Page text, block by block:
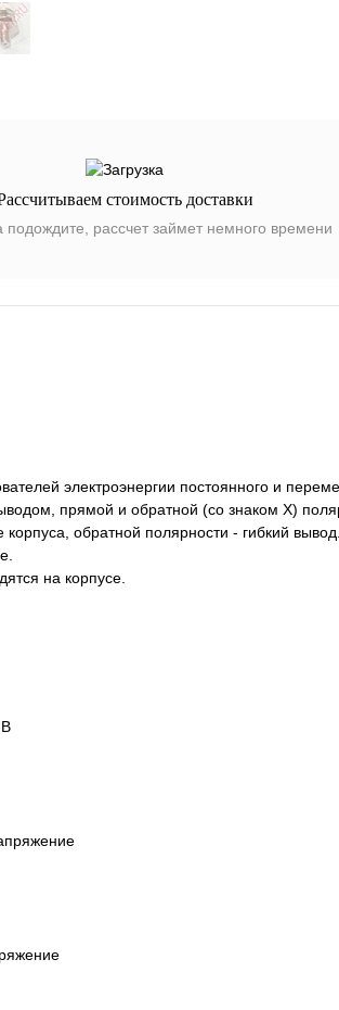
стоимость доставки
подождите, рассчет займет немного времени
электроэнергии постоянного и
прямой и обратной (со знаком Х)
обратной полярности - гибкий вывод.
на корпусе.